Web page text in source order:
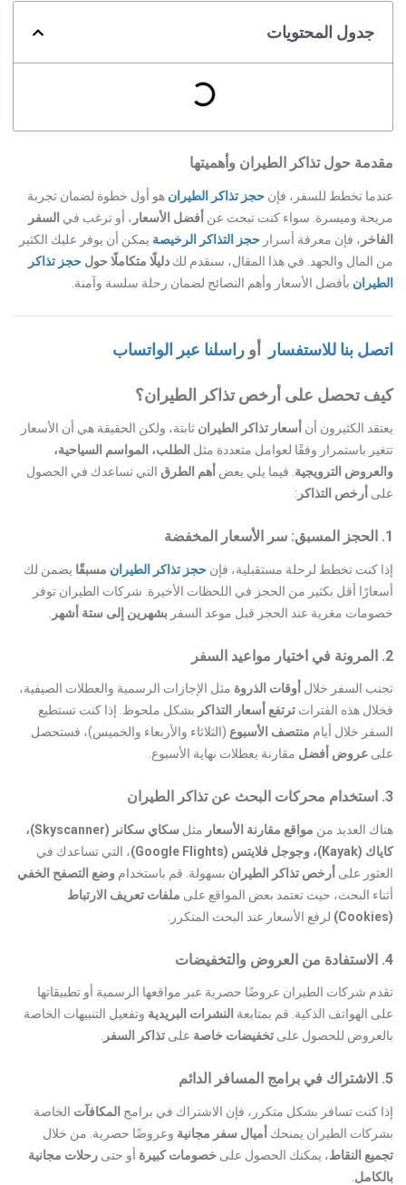
جدول المحتويات
مقدمة حول تذاكر الطيران وأهميتها
عندما تخطط للسفر، فإن حجز تذاكر الطيران هو أول خطوة لضمان تجربة
مريحة وميسرة. سواء كنت تبحث عن أفضل الأسعار ، أو ترغب في السفر
الفاخر ، فإن معرفة أسرار حجز التذاكر الرخيصة يمكن أن يوفر عليك الكثير
من المال والجهد. في هذا المقال، سنقدم لك دليلًا متكاملًا حول حجز تذاكر
الطيران بأفضل الأسعار وأهم النصائح لضمان رحلة سلسة وآمنة.
اتصل بنا للاستفسار أو راسلنا عبر الواتساب
كيف تحصل على أرخص تذاكر الطيران؟
يعتقد الكثيرون أن أسعار تذاكر الطيران ثابتة، ولكن الحقيقة هي أن الأسعار
تتغير باستمرار وفقًا لعوامل متعددة مثل الطلب، المواسم السياحية،
والعروض الترويجية . فيما يلي بعض أهم الطرق التي تساعدك في الحصول
على أرخص التذاكر :
1. الحجز المسبق: سر الأسعار المخفضة
إذا كنت تخطط لرحلة مستقبلية، فإن حجز تذاكر الطيران مسبقًا يضمن لك
أسعارًا أقل بكثير من الحجز في اللحظات الأخيرة. شركات الطيران توفر
خصومات مغرية عند الحجز قبل موعد السفر بشهرين إلى ستة أشهر
2. المرونة في اختيار مواعيد السفر
تجنب السفر خلال أوقات الذروة مثل الإجازات الرسمية والعطلات الصيفية،
فخلال هذه الفترات ترتفع أسعار التذاكر بشكل ملحوظ. إذا كنت تستطيع
السفر خلال أيام منتصف الأسبوع (الثلاثاء والأربعاء والخميس)، فستحصل
على عروض أفضل مقارنة بعطلات نهاية الأسبوع.
3. استخدام محركات البحث عن تذاكر الطيران
هناك العديد من مواقع مقارنة الأسعار مثل
سكاي سكانر (Skyscanner)،
كاياك (Kayak)، وجوجل فلايتس (Google Flights)
، التي تساعدك في
العثور على أرخص تذاكر الطيران بسهولة. قم باستخدام وضع التصفح الخفي
أثناء البحث، حيث تعتمد بعض المواقع على ملفات تعريف الارتباط
(Cookies)
لرفع الأسعار عند البحث المتكرر.
4. الاستفادة من العروض والتخفيضات
تقدم شركات الطيران عروضًا حصرية عبر مواقعها الرسمية أو تطبيقاتها
على الهواتف الذكية. قم بمتابعة النشرات البريدية وتفعيل التنبيهات الخاصة
بالعروض للحصول على تخفيضات خاصة على تذاكر السفر
5. الاشتراك في برامج المسافر الدائم
إذا كنت تسافر بشكل متكرر، فإن الاشتراك في برامج المكافآت الخاصة
بشركات الطيران يمنحك أميال سفر مجانية وعروضًا حصرية. من خلال
تجميع النقاط، يمكنك الحصول على خصومات كبيرة أو حتى رحلات مجانية
بالكامل